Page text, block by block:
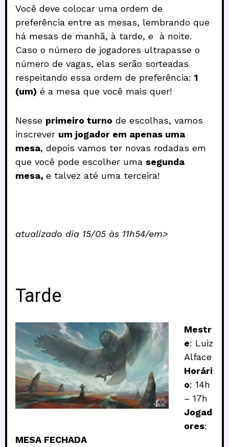
Você deve colocar uma ordem de
preferência entre as mesas, lembrando que
há mesas de manhã, à tarde, e à noite.
Caso o número de jogadores ultrapasse o
número de vagas, elas serão sorteadas
respeitando essa ordem de preferência: 1
(um) é a mesa que você mais quer!
Nesse primeiro turno de escolhas, vamos
inscrever um jogador em apenas uma
mesa, depois vamos ter novas rodadas em
que você pode escolher uma segunda
mesa, e talvez até uma terceira!
atualizado dia 15/05 às 11h54/em>
Tarde
Mestr
e: Luiz
Alface
Horári
o: 14h
– 17h
Jogad
ores:
MESA FECHADA